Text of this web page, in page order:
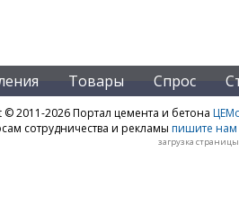
Товары Спрос
© 2011-2026 Портал цемента и бетона
сотрудничества и рекламы пишите нам
загрузка